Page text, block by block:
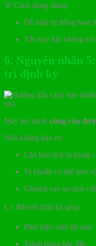
💡 Cách dùng đúng:
Để máy tự động hoạt
Tắt máy khi không sử
6. Nguyên nhân
trì định kỳ
Máy lọc nước cũng cần
Nếu không bảo trì:
Cặn bẩn tích tụ trong
Vi khuẩn có thể sinh
Gioăng cao su chai
👉 Bảo trì định kỳ giúp:
Phát hiện sớm lỗi nhỏ
Tránh hỏng hóc lớn